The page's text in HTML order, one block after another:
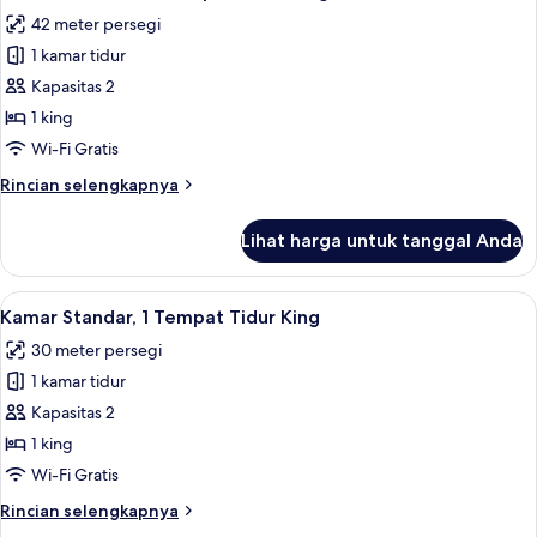
Tidur
foto
untuk
Kamar
Premium,
1
Tidur
42 meter persegi
1 kamar tidur
Kapasitas 2
1 king
Wi-Fi Gratis
Rincian selengkapnya
Rincian
Kamar
Premium,
1
Tidur
King
Lihat harga untuk tanggal Anda
Lihat
semua
foto
untuk
Kamar
Standar,
1
Tidur
Selimut bulu angsa, brankas, dan
4
Kamar Standar, 1 Tempat Tidur King
30 meter persegi
1 kamar tidur
Kapasitas 2
1 king
Wi-Fi Gratis
Rincian selengkapnya
Rincian